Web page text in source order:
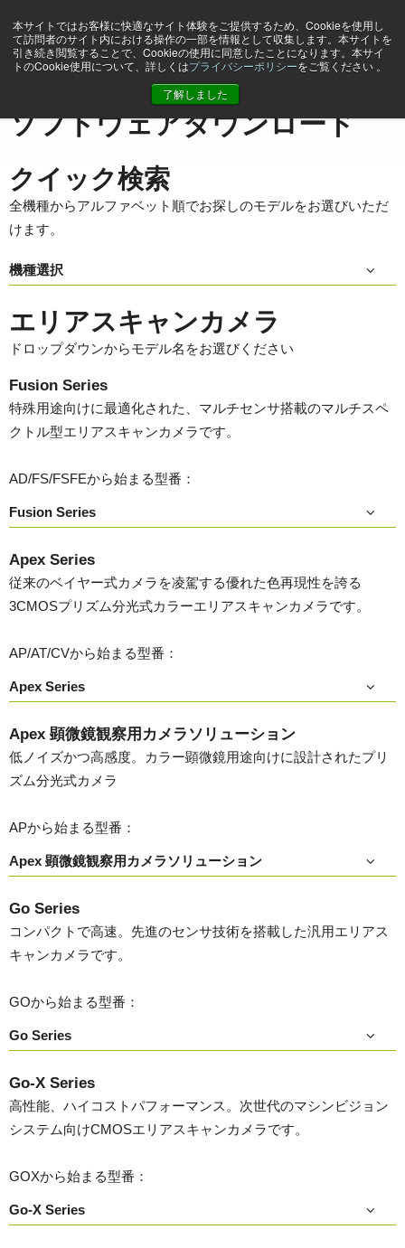
本サイトではお客様に快適なサイト体験をご提供するため、Cookieを使用し
て訪問者のサイト内における操作の一部を情報として収集します。本サイトを
引き続き閲覧することで、Cookieの使用に同意したことになります。本サイ
トのCookie使用について、詳しくはプライバシーポリシーをご覧ください 。
了解しました
ソフトウェアダウンロード
ソフトウェアダウンロード
クイック検索
全機種からアルファベット順でお探しのモデルをお選びいただ
けます。
機種選択
エリアスキャンカメラ
ドロップダウンからモデル名をお選びください
Fusion Series
特殊用途向けに最適化された、マルチセンサ搭載のマルチスペ
クトル型エリアスキャンカメラです。
AD/FS/FSFEから始まる型番：
Fusion Series
Apex Series
従来のベイヤー式カメラを凌駕する優れた色再現性を誇る
3CMOSプリズム分光式カラーエリアスキャンカメラです。
AP/AT/CVから始まる型番：
Apex Series
Apex 顕微鏡観察用カメラソリューション
低ノイズかつ高感度。カラー顕微鏡用途向けに設計されたプリ
ズム分光式カメラ
APから始まる型番：
Apex 顕微鏡観察用カメラソリューション
Go Series
コンパクトで高速。先進のセンサ技術を搭載した汎用エリアス
キャンカメラです。
GOから始まる型番：
Go Series
Go-X Series
高性能、ハイコストパフォーマンス。次世代のマシンビジョン
システム向けCMOSエリアスキャンカメラです。
GOXから始まる型番：
Go-X Series